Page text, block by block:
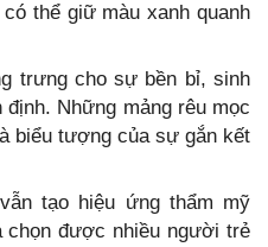
thể giữ màu xanh quanh
trưng cho sự bền bỉ, sinh
Những mảng rêu mọc
biểu tượng của sự gắn kết
tạo hiệu ứng thẩm mỹ
chọn được nhiều người trẻ